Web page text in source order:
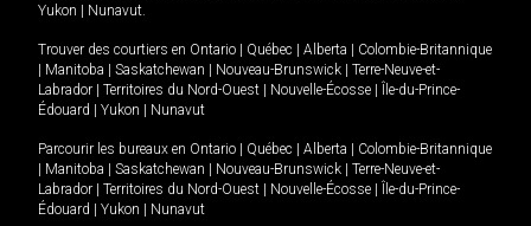
Yukon | Nunavut
Trouver des courtiers en Ontario | Québec | Alberta | Colombie-Britannique
| Manitoba | Saskatchewan | Nouveau-Brunswick | Terre-Neuve-et-
Labrador | Territoires du Nord-Ouest | Nouvelle-Écosse | Île-du-Prince-
Édouard | Yukon | Nunavut
Parcourir les bureaux en Ontario | Québec | Alberta | Colombie-Britannique
| Manitoba | Saskatchewan | Nouveau-Brunswick | Terre-Neuve-et-
Labrador | Territoires du Nord-Ouest | Nouvelle-Écosse | Île-du-Prince-
Édouard | Yukon | Nunavut